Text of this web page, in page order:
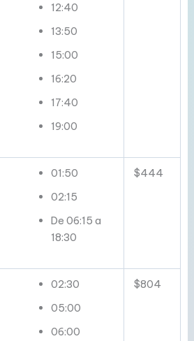
12:40
13:50
15:00
16:20
17:40
19:00
01:50
02:15
De 06:15 a
18:30
$444
02:30
05:00
06:00
$804